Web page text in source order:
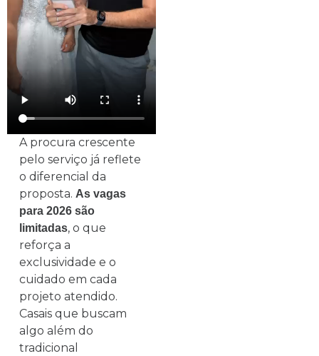
A procura crescente
pelo serviço já reflete
o diferencial da
proposta. As vagas
para 2026 são
limitadas, o que
reforça a
exclusividade e o
cuidado em cada
projeto atendido.
Casais que buscam
algo além do
tradicional